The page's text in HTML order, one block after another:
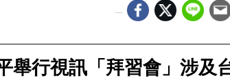
首頁 站導 文語
舉行視訊「拜習會」涉及